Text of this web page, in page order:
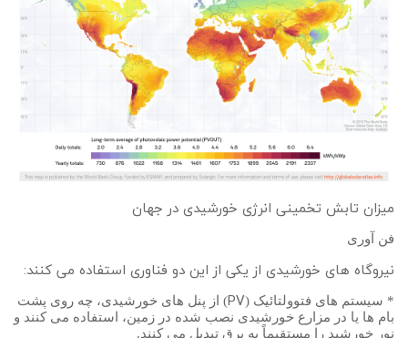
میزان تابش تخمینی انرژی خورشیدی در جهان
فن آوری
نیروگاه های خورشیدی از یکی از این دو فناوری استفاده می کنند:
* سیستم های فتوولتائیک (PV) از پنل های خورشیدی، چه روی پشت
بام ها یا در مزارع خورشیدی نصب شده در زمین، استفاده می کنند و
نور خورشید را مستقیماً به برق تبدیل می کنند.